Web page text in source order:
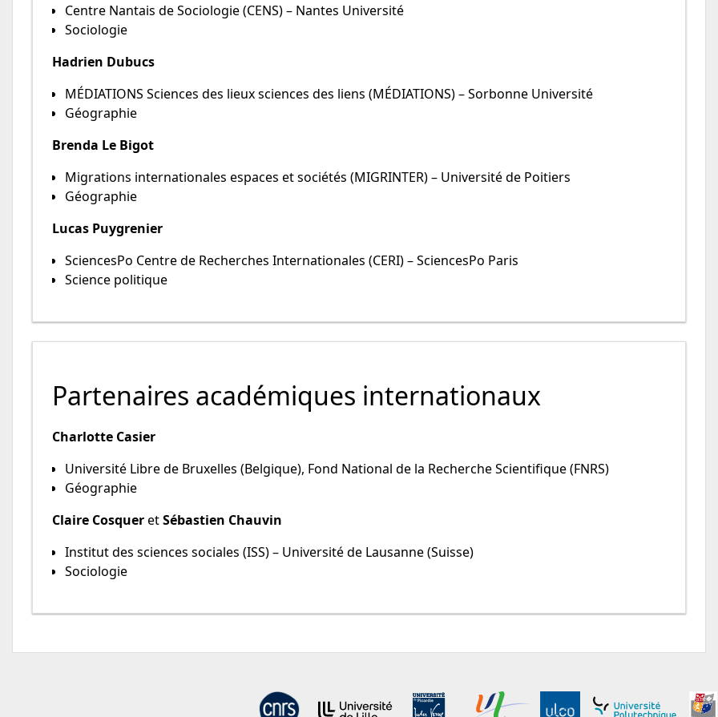
Centre Nantais de Sociologie (CENS) – Nantes Université
Sociologie
Hadrien Dubucs
MÉDIATIONS Sciences des lieux sciences des liens (MÉDIATIONS) – Sorbonne Université
Géographie
Brenda Le Bigot
Migrations internationales espaces et sociétés (MIGRINTER) – Université de Poitiers
Géographie
Lucas Puygrenier
SciencesPo Centre de Recherches Internationales (CERI) – SciencesPo Paris
Science politique
Partenaires académiques internationaux
Charlotte Casier
Université Libre de Bruxelles (Belgique), Fond National de la Recherche Scientifique (FNRS)
Géographie
Claire CosqueretSébastien Chauvin
Institut des sciences sociales (ISS) – Université de Lausanne (Suisse)
Sociologie